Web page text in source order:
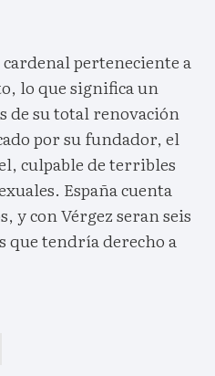
perteneciente a
lo que significa un
de su total renovación
por su fundador, el
culpable de terribles
España cuenta
y con Vérgez seran seis
que tendría derecho a